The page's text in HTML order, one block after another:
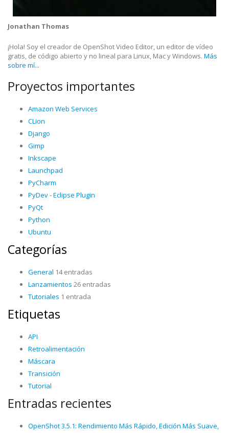
Jonathan Thomas
¡Hola! Soy el creador de OpenShot Video Editor, un editor de vídeo
gratis, de código abierto y no lineal para Linux, Mac y Windows. Más
sobre mí...
Proyectos importantes
Amazon Web Services
CLion
Django
Gimp
Inkscape
Launchpad
PyCharm
PyDev - Eclipse Plugin
PyQt
Python
Ubuntu
Categorías
General 14 entradas
Lanzamientos 26 entradas
Tutoriales 1 entrada
Etiquetas
API
Retroalimentación
Máscara
Transición
Tutorial
Entradas recientes
OpenShot 3.5.1: Rendimiento Más Rápido, Edición Más Suave,